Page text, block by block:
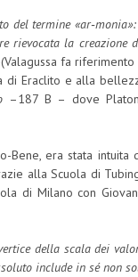
del termine
rievocata la creazione
fa riferimento
di Eraclito e alla
–187 B – dove
Bene, era stata intuita
alla Scuola di
di Milano con
della scala dei
include in sé non